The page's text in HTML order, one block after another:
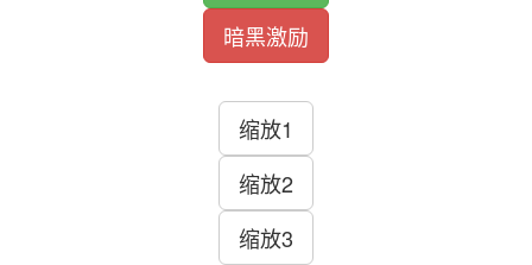
暗黑激励
缩放1
缩放2
缩放3